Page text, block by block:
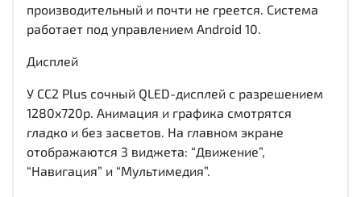
производительный и почти не греется. Система
работает под управлением Android 10.
Дисплей
У CC2 Plus сочный QLED-дисплей c разрешением
1280x720р. Анимация и графика смотрятся
гладко и без засветов. На главном экране
отображаются 3 виджета: “Движение”,
“Навигация” и “Мультимедия”.